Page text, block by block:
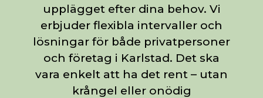
upplägget efter dina behov. Vi
erbjuder flexibla intervaller och
lösningar för både privatpersoner
och företag i Karlstad. Det ska
vara enkelt att ha det rent – utan
krångel eller onödig